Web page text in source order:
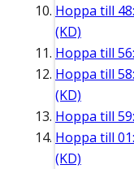
Hoppa till
(KD)
Hoppa till
Hoppa till
(KD)
Hoppa till
Hoppa till
(KD)